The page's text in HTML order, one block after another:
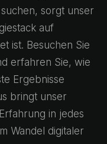
sorgt unser
auf
ist. Besuchen Sie
erfahren Sie, wie
Ergebnisse
bringt unser
in jedes
Wandel digitaler